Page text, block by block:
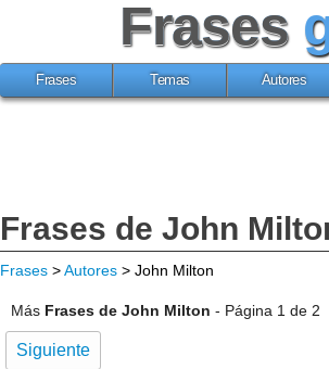
Frases
Frases Temas Autores
Frases de John
Frases >Autores > John Milton
Más Frases de John Milton - Página 1 de 2
Siguiente